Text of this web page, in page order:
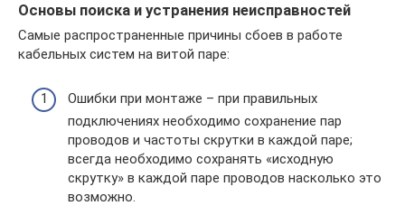
Основы поиска и устранения неисправностей
Самые распространенные причины сбоев в работе
кабельных систем на витой паре:
Ошибки при монтаже – при правильных
подключениях необходимо сохранение пар
проводов и частоты скрутки в каждой паре;
всегда необходимо сохранять «исходную
скрутку» в каждой паре проводов насколько это
возможно.